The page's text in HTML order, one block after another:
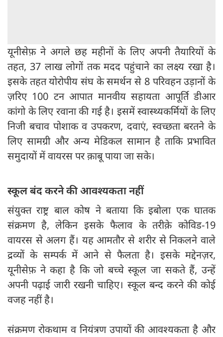
यूनीसेफ़ ने अगले छह महीनों के लिए अपनी तैयारियों के
तहत, 37 लाख लोगों तक मदद पहुंचाने का लक्ष्य रखा है।
इसके तहत योरोपीय संघ के समर्थन से 8 परिवहन उड़ानों के
ज़रिए 100 टन आपात मानवीय सहायता आपूर्ति डीआर
कांगो के लिए रवाना की गई है। इसमें स्वास्थ्यकर्मियों के लिए
निजी बचाव पोशाक व उपकरण, दवाएं, स्वच्छता बरतने के
लिए सामग्री और अन्य मेडिकल सामान है ताकि प्रभावित
समुदायों में वायरस पर क़ाबू पाया जा सके।
स्कूल बंद करने की आवश्यकता नहीं
संयुक्त राष्ट्र बाल कोष ने बताया कि इबोला एक घातक
संक्रमण है, लेकिन इसके फैलाव के तरीक़े कोविड-19
वायरस से अलग हैं। यह आमतौर से शरीर से निकलने वाले
द्रव्यों के सम्पर्क में आने से फैलता है। इसके मद्देनज़र,
यूनीसेफ़ ने कहा है कि जो बच्चे स्कूल जा सकते हैं, उन्हें
अपनी पढ़ाई जारी रखनी चाहिए। स्कूल बन्द करने की कोई
वजह नहीं है।
संक्रमण रोकथाम व नियंत्रण उपायों की आवश्यकता है और